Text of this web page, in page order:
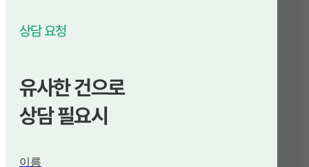
상담 요청
유사한 건으로
상담 필요시
이름